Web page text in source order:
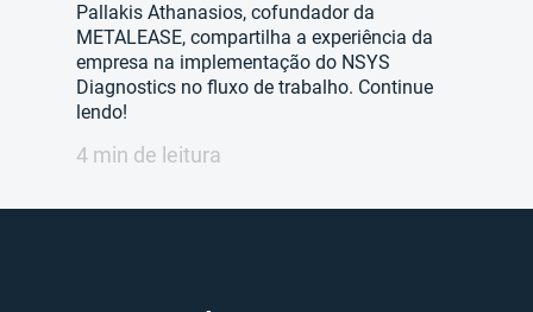
Pallakis Athanasios, cofundador da
METALEASE, compartilha a experiência da
empresa na implementação do NSYS
Diagnostics no fluxo de trabalho. Continue
lendo!
4 min de leitura